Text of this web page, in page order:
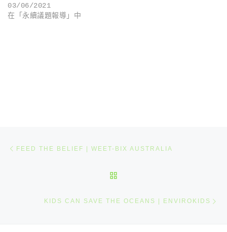
03/06/2021
在「永續議題報導」中
FEED THE BELIEF | WEET-BIX AUSTRALIA
KIDS CAN SAVE THE OCEANS | ENVIROKIDS